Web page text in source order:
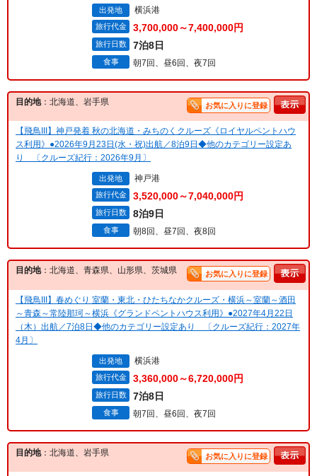
出発地 横浜港
旅行代金 3,700,000～7,400,000円
旅行日数 7泊8日
食事 朝7回、昼6回、夜7回
目的地：北海道、岩手県 お気に入りに登録
【飛鳥III】神戸発着 秋の北海道・みちのくクルーズ《ロイヤルペントハウ
ス利用》●2026年9月23日(水・祝)出航／8泊9日◆他のカテゴリー設定あ
り 〔クルーズ紀行：2026年9月〕
出発地 神戸港
旅行代金 3,520,000～7,040,000円
旅行日数 8泊9日
食事 朝8回、昼7回、夜8回
目的地：北海道、青森県、山形県、茨城県 お気に入りに登録
【飛鳥III】春めぐり 室蘭・東北・ひたちなかクルーズ・横浜～室蘭～酒田
～青森～常陸那珂～横浜《グランドペントハウス利用》●2027年4月22日
（木）出航／7泊8日◆他のカテゴリー設定あり 〔クルーズ紀行：2027年
4月〕
出発地 横浜港
旅行代金 3,360,000～6,720,000円
旅行日数 7泊8日
食事 朝7回、昼6回、夜7回
目的地：北海道、岩手県 お気に入りに登録